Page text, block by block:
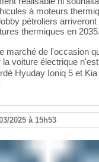
à moteurs
pétroliers
thermiques en 2035.
marché de l'occasion
voiture électrique
Hyuday Ioniq 5 et Kia
2025 à 15h53